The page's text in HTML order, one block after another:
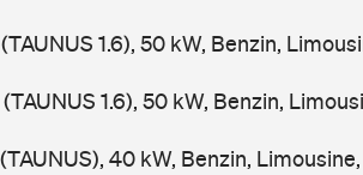
1.6), 50 kW, Benzin,
1.6), 50 kW, Benzin,
40 kW, Benzin,